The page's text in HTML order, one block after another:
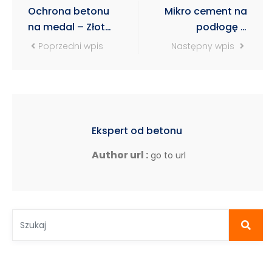
Ochrona betonu
na medal – Złoty
Medal Budma
Poprzedni wpis
Mikro cement na
podłogę –
parametry,
Następny wpis
Ekspert od betonu
Author url : go to url